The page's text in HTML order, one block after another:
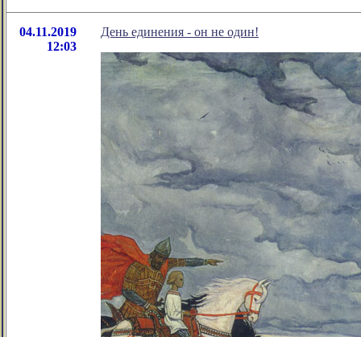
04.11.2019
12:03
День единения - он не один!